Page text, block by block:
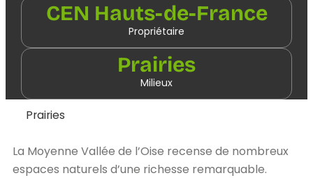
CEN Hauts-de-France
Propriétaire
Prairies
Milieux
Prairies
La Moyenne Vallée de l’Oise recense de nombreux
espaces naturels d’une richesse remarquable.